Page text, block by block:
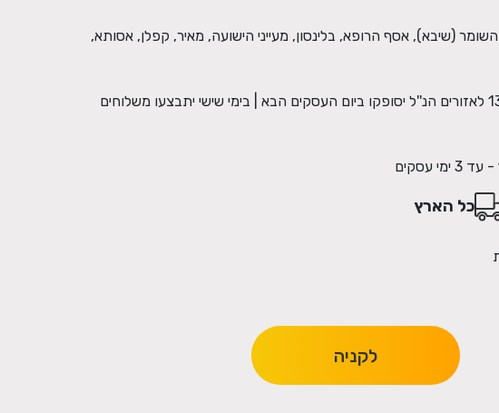
השומר (שיבא), אסף הרופא, בלינסון, מעייני הישועה, מאיר, קפלן, אסותא,
הזמנות לאחר השעה 13:00 לאזורים הנ''ל יסופקו ביום העסקים הבא | בימי שישי יתבצעו משלוחים
עסקים
כל הארץ
לקניה